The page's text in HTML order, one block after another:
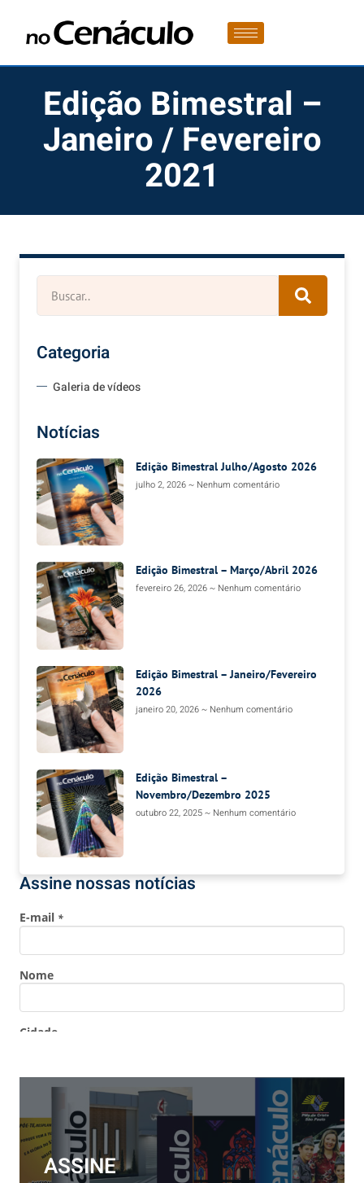
Edição Bimestral –
Janeiro / Fevereiro
2021
Categoria
Galeria de vídeos
Notícias
Edição Bimestral Julho/Agosto 2026
julho 2, 2026 Nenhum comentário
Edição Bimestral – Março/Abril 2026
fevereiro 26, 2026 Nenhum comentário
Edição Bimestral – Janeiro/Fevereiro
2026
janeiro 20, 2026 Nenhum comentário
Edição Bimestral –
Novembro/Dezembro 2025
outubro 22, 2025 Nenhum comentário
Assine nossas notícias
ASSINE